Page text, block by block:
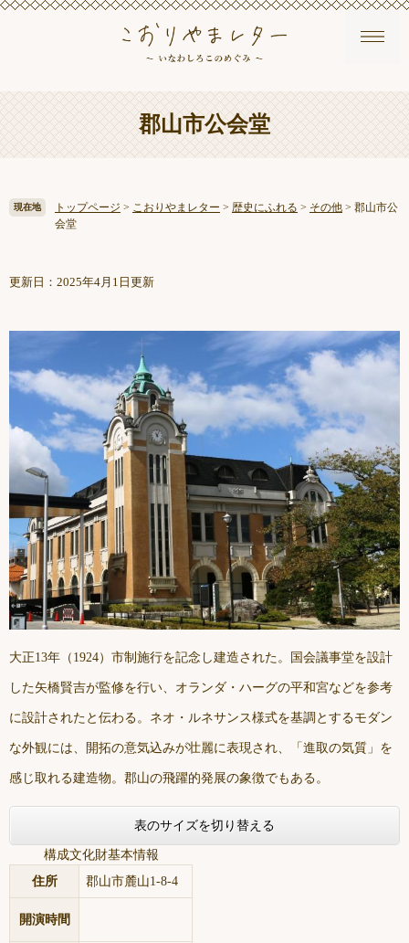
ペ
ー
ジ
の
頭
で
メ
ニ
ュ
ー
飛
ば
本
本
文
郡山市公会堂
現在地 トップページ > こおりやまレター > 歴史にふれる > その他 > 郡山市公
会堂
更新日：2025年4月1日更新
大正13年（1924）市制施行を記念し建造された。国会議事堂を設計
した矢橋賢吉が監修を行い、オランダ・ハーグの平和宮などを参考
に設計されたと伝わる。ネオ・ルネサンス様式を基調とするモダン
な外観には、開拓の意気込みが壮麗に表現され、「進取の気質」を
感じ取れる建造物。郡山の飛躍的発展の象徴でもある。
表のサイズを切り替える
構成文化財基本情報
住所
郡山市麓山1-8-4
開演時間